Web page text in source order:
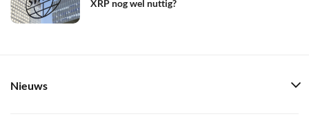
XRP nog wel nuttig?
Nieuws